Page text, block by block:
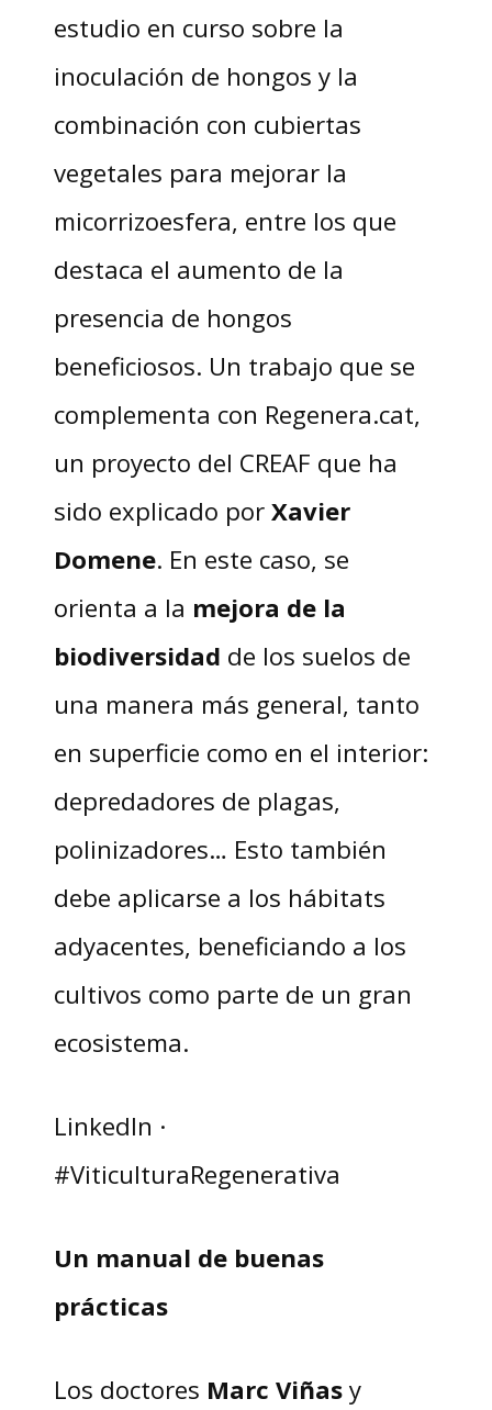
estudio en curso sobre la
inoculación de hongos y la
combinación con cubiertas
vegetales para mejorar la
micorrizoesfera, entre los que
destaca el aumento de la
presencia de hongos
beneficiosos. Un trabajo que se
complementa con Regenera.cat,
un proyecto del CREAF que ha
sido explicado por Xavier
Domene. En este caso, se
orienta a la mejora de la
biodiversidad de los suelos de
una manera más general, tanto
en superficie como en el interior:
depredadores de plagas,
polinizadores… Esto también
debe aplicarse a los hábitats
adyacentes, beneficiando a los
cultivos como parte de un gran
ecosistema.
LinkedIn ·
#ViticulturaRegenerativa
Un manual de buenas
prácticas
Los doctores Marc Viñas y